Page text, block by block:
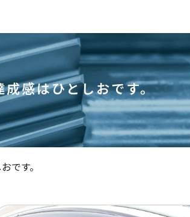
感はひとしおです。
です。